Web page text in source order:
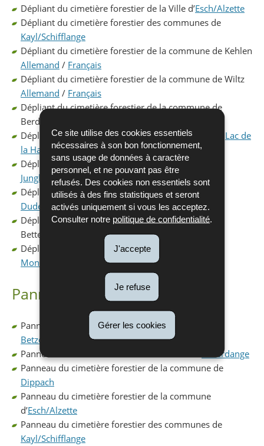
Ce site utilise des cookies essentiels
nécessaires à son bon fonctionnement,
sans usage de données à caractère
personnel, et ne pouvant pas être
refusés. Des cookies non essentiels sont
utilisés à des fins statistiques et seront
activés uniquement si vous les acceptez.
Consulter notre politique de confidentialité
J'accepte
Je refuse
Gérer les cookies
Dépliant du cimetière forestier de la Ville d’Esch/Alzette
Dépliant du cimetière forestier des communes de
Kayl/Schifflange
Dépliant du cimetière forestier de la commune de Kehlen
Allemand / Français
Dépliant du cimetière forestier de la commune de Wiltz
Allemand / Français
Dépliant du cimetière forestier de la commune de
Berdorf
Dépliant du cimetière forestier de la commune du Lac de
la Haute-Sûre / Boulaide
Dépliant du cimetière forestier de la commune de
Junglinster
Dépliant du cimetière forestier de la commune de
Dudelange
Dépliant du cimetière forestier de la commune de
Bettembourg
Allemand/Français
Dépliant du cimetière forestier de la commune de
Mondercange
Panneaux d’information
Panneau du cimetière forestier de la commune de
Betzdorf
Panneau du cimetière forestier de la Ville de
Differdange
Panneau du cimetière forestier de la commune de
Dippach
Panneau du cimetière forestier de la commune
d’Esch/Alzette
Panneau du cimetière forestier des communes de
Kayl/Schifflange